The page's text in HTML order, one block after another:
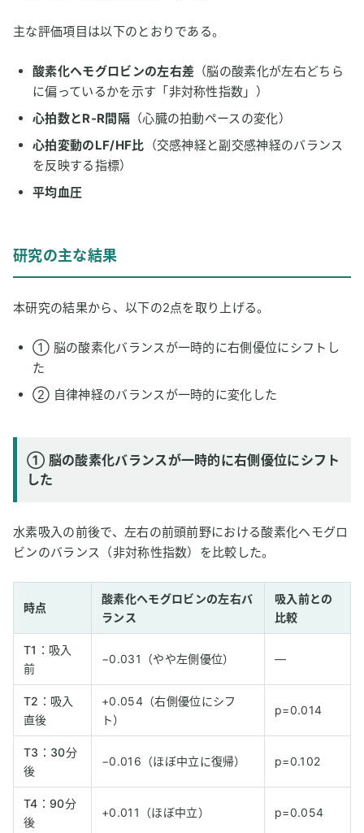
主な評価項目は以下のとおりである。
酸素化ヘモグロビンの左右差 （脳の酸素化が左右どちら
に偏っているかを示す「非対称性指数」）
心拍数とR-R間隔（心臓の拍動ペースの変化）
心拍変動のLF/HF比 （交感神経と副交感神経のバランス
を反映する指標）
平均血圧
研究の主な結果
本研究の結果から、以下の2点を取り上げる。
① 脳の酸素化バランスが一時的に右側優位にシフトし
た
② 自律神経のバランスが一時的に変化した
① 脳の酸素化バランスが一時的に右側優位にシフト
した
水素吸入の前後で、左右の前頭前野における酸素化ヘモグロ
ビンのバランス（非対称性指数）を比較した。
時点
酸素化ヘモグロビンの左右バ
ランス
吸入前との
比較
T1：吸入
前
−0.031（やや左側優位） ―
T2：吸入
直後
+0.054（右側優位にシフ
ト）
p=0.014
T3：30分
後
−0.016（ほぼ中立に復帰） p=0.102
T4：90分
後
+0.011（ほぼ中立） p=0.054